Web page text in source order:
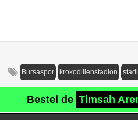
Bursaspor krokodillenstadion
Bestel de Timsah